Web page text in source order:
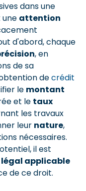
dans une
attention
d'abord, chaque
, en
de sa
decrédit
le montant
et le taux
les travaux
leur nature,
nécessaires.
il est
applicable
de ce droit.